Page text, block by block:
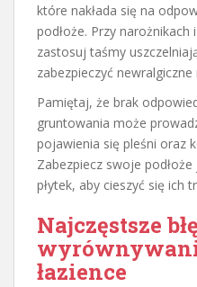
które nakłada się na
podłoże. Przy
zastosuj taśmy
zabezpieczyć newralgiczne
Pamiętaj, że brak
gruntowania może
pojawienia się pleśni oraz
Zabezpiecz swoje
płytek, aby cieszyć się ich
Najczęstsze
łazience